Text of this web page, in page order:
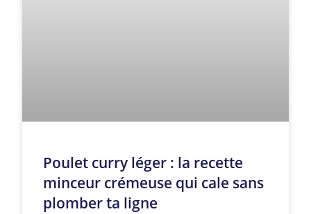
Poulet curry léger : la recette
minceur crémeuse qui cale sans
plomber ta ligne